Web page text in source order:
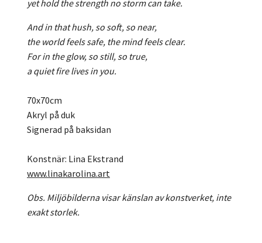
yet hold the strength no storm can take.
And in that hush, so soft, so near,
the world feels safe, the mind feels clear.
For in the glow, so still, so true,
a quiet fire lives in you.
70x70cm
Akryl på duk
Signerad på baksidan
Konstnär: Lina Ekstrand
www.linakarolina.art
Obs. Miljöbilderna visar känslan av konstverket, inte
exakt storlek.